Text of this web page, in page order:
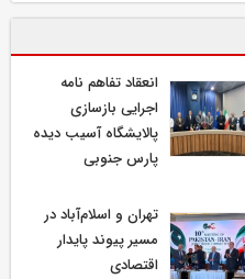
انعقاد تفاهم نامه
اجرایی بازسازی
پالایشگاه آسیب دیده
پارس جنوبی
تهران و اسلام‌آباد در
مسیر پیوند پایدار
اقتصادی